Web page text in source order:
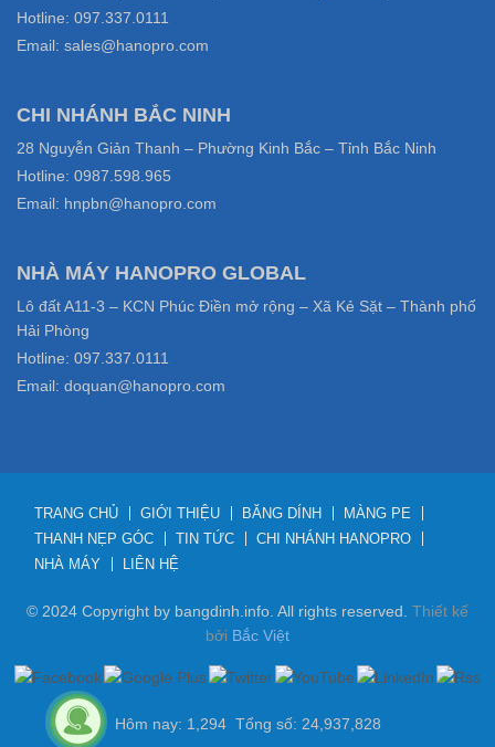
Hotline: 097.337.0111
Email: sales@hanopro.com
CHI NHÁNH BẮC NINH
28 Nguyễn Giản Thanh – Phường Kinh Bắc – Tỉnh Bắc Ninh
Hotline: 0987.598.965
Email: hnpbn@hanopro.com
NHÀ MÁY HANOPRO GLOBAL
Lô đất A11-3 – KCN Phúc Điền mở rộng – Xã Kẻ Sặt – Thành phố
Hải Phòng
Hotline: 097.337.0111
Email: doquan@hanopro.com
TRANG CHỦ GIỚI THIỆU BĂNG DÍNH
MÀNG PE
THANH NẸP GÓC
TIN TỨC
CHI NHÁNH HANOPRO
NHÀ MÁY
LIÊN HỆ
© 2024 Copyright by bangdinh.info. All rights reserved. Thiết kế
bởi Bắc Việt
Hôm nay: 1,294 Tổng số: 24,937,828